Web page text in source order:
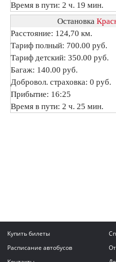
Время в пути: 2 ч. 19 мин.
Остановка
Расстояние: 124,70 км.
Тариф полный: 700.00 руб.
Тариф детский: 350.00 руб.
Багаж: 140.00 руб.
Добровол. страховка: 0 руб.
Прибытие: 16:25
Время в пути: 2 ч. 25 мин.
Купить билеты
Расписание автобусов